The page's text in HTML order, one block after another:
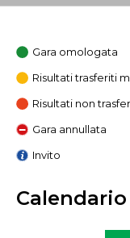
Gara omologata
Risultati trasferiti
Risultati non
Gara annullata
Invito
Calendario